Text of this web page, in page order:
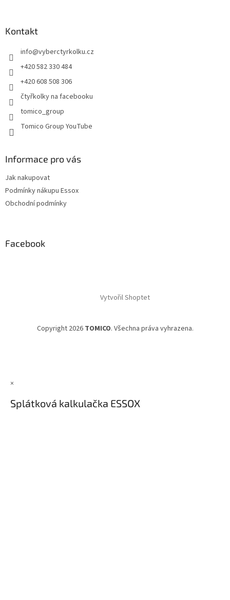
Kontakt
info@vyberctyrkolku.cz
+420 582 330 484
+420 608 508 306
čtyřkolky na facebooku
tomico_group
Tomico Group YouTube
Informace pro vás
Jak nakupovat
Podmínky nákupu Essox
Obchodní podmínky
Facebook
Vytvořil Shoptet
Copyright 2026 TOMICO. Všechna práva vyhrazena.
×
Splátková kalkulačka ESSOX